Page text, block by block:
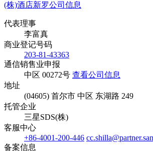
(株)酒店新罗公司信息
代表理事
李富真
商业登记号码
203-81-43363
通信销售业申报
中区 00272号 查看公司信息
地址
(04605) 首尔市 中区 东湖路 249
托管企业
三星SDS(株)
客服中心
+86-4001-200-446
备案信息